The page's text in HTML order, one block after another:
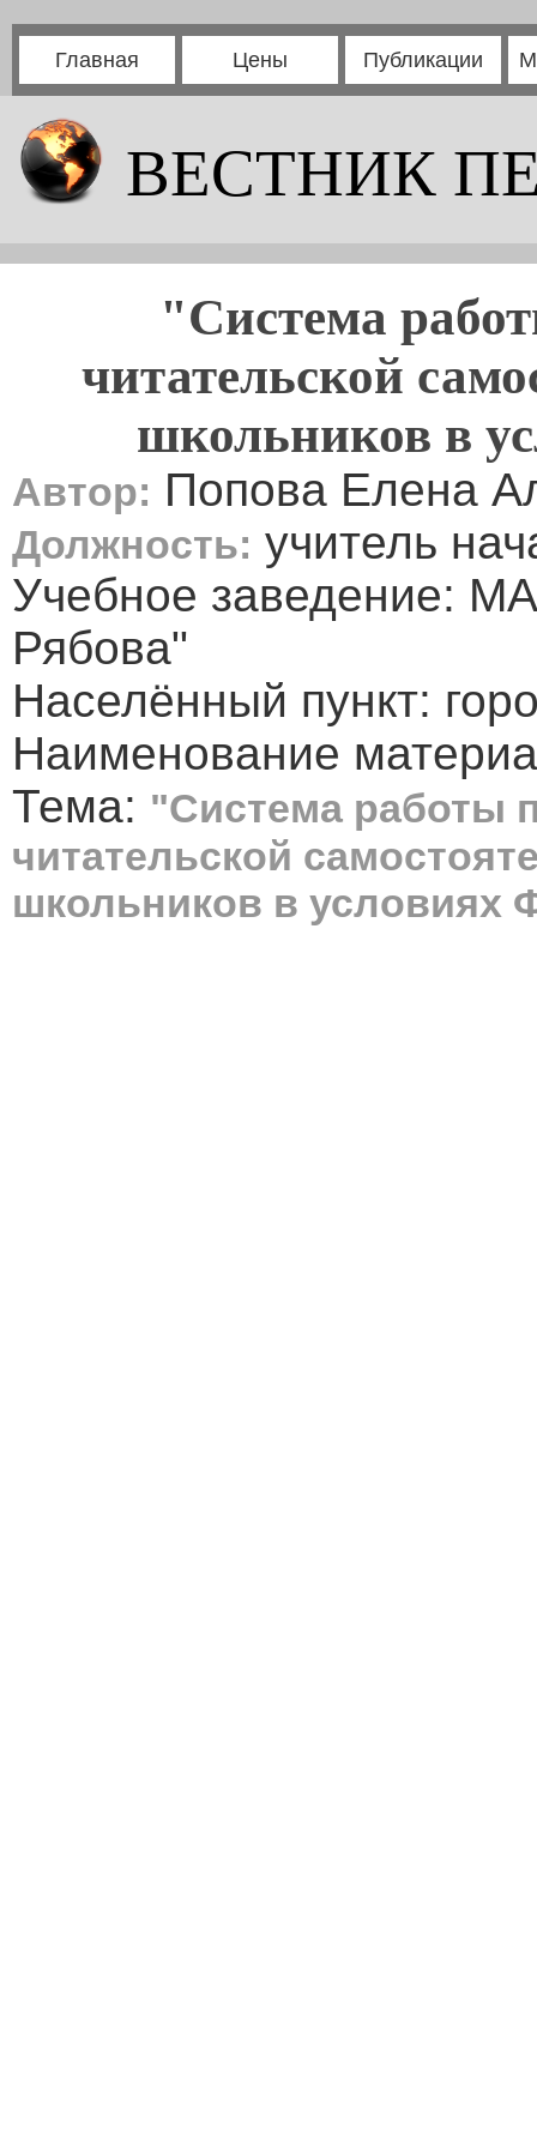
Главная Цены Публикации
ВЕСТНИК
"Система
читательской
школьников в
Автор: Попова Елена
Должность: учитель
Учебное заведение:
Рябова"
Населённый пункт:
Наименование
Тема: "Система работы
читательской
школьников в